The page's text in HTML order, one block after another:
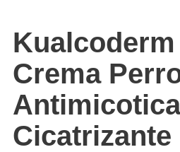
Crema
Cicatrizante